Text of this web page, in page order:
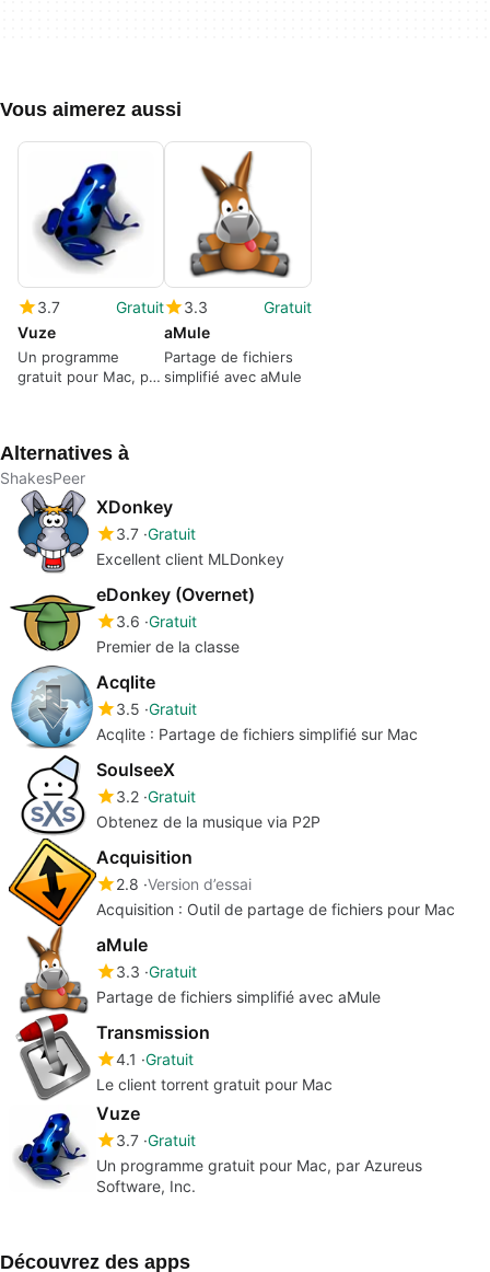
Vous aimerez aussi
3.7
Gratuit
Vuze
Un programme
gratuit pour Mac, par
3.3
Gratuit
aMule
Partage de fichiers
simplifié avec aMule
Alternatives à
ShakesPeer
XDonkey
3.7 Gratuit
Excellent client MLDonkey
eDonkey (Overnet)
3.6 Gratuit
Premier de la classe
Acqlite
3.5 Gratuit
Acqlite : Partage de fichiers simplifié sur Mac
SoulseeX
3.2 Gratuit
Obtenez de la musique via P2P
Acquisition
2.8 Version d’essai
Acquisition : Outil de partage de fichiers pour Mac
aMule
3.3 Gratuit
Partage de fichiers simplifié avec aMule
Transmission
4.1 Gratuit
Le client torrent gratuit pour Mac
Vuze
3.7 Gratuit
Un programme gratuit pour Mac, par Azureus
Software, Inc.
Découvrez des apps